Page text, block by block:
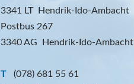
3341 LT Hendrik-Ido-Ambacht
Postbus 267
3340 AG Hendrik-Ido-Ambacht
T
(078) 681 55 61